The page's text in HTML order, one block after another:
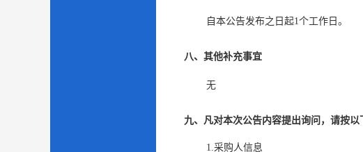
自本公告发布之日起1个工作日。
八、其他补充事宜
无
九、凡对本次公告内容提出询问，请按以
1.采购人信息